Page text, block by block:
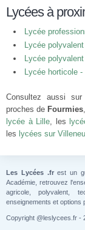
Lycées à
Lycée
Lycée
Lycée
Lycée horticole -
Consultez aussi
proches de Fourmies
lycée à Lille, les
les lycées sur
Les Lycées .frest un
Académie, retrouvez
agricole, polyvalent,
enseignements et options
Copyright @leslycees.fr -